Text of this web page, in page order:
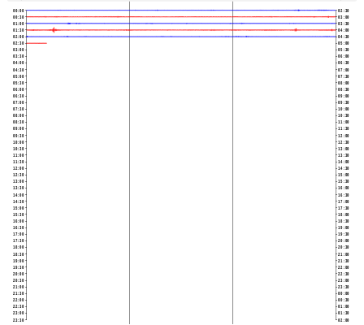
00:00
00:30
01:00
01:30
02:00
02:30
03:00
03:30
04:00
04:30
05:00
05:30
06:00
06:30
07:00
07:30
08:00
08:30
09:00
09:30
10:00
10:30
11:00
11:30
12:00
12:30
13:00
13:30
14:00
14:30
15:00
15:30
16:00
16:30
17:00
17:30
18:00
18:30
19:00
19:30
20:00
20:30
21:00
21:30
22:00
22:30
23:00
23:30
02:30
03:00
03:30
04:00
04:30
05:00
05:30
06:00
06:30
07:00
07:30
08:00
08:30
09:00
09:30
10:00
10:30
11:00
11:30
12:00
12:30
13:00
13:30
14:00
14:30
15:00
15:30
16:00
16:30
17:00
17:30
18:00
18:30
19:00
19:30
20:00
20:30
21:00
21:30
22:00
22:30
23:00
23:30
00:00
00:30
01:00
01:30
02:00